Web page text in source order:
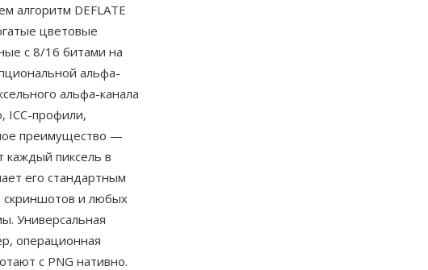
алгоритм DEFLATE
цветовые
с 8/16 битами на
альфа-
альфа-канала
ICC-профили,
преимущество —
каждый пиксель в
его стандартным
скриншотов и любых
Универсальная
операционная
с PNG нативно.